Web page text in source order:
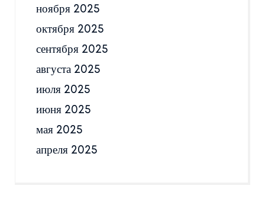
ноября 2025
октября 2025
сентября 2025
августа 2025
июля 2025
июня 2025
мая 2025
апреля 2025